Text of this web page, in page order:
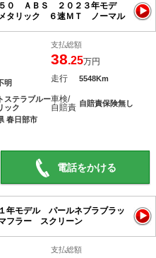
０ ＡＢＳ ２０２３年モデ
タリック ６速ＭＴ ノーマル
支払総額
38.25万円
明 走行 5548Km
ステラブルー
ック
車検/
自賠責 自賠責保険無し
春日部市
電話をかける
年モデル パールネブラブラッ
フラー スクリーン
支払総額